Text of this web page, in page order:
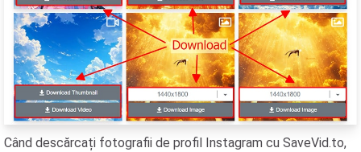
Când descărcați fotografii de profil Instagram cu SaveVid.to,